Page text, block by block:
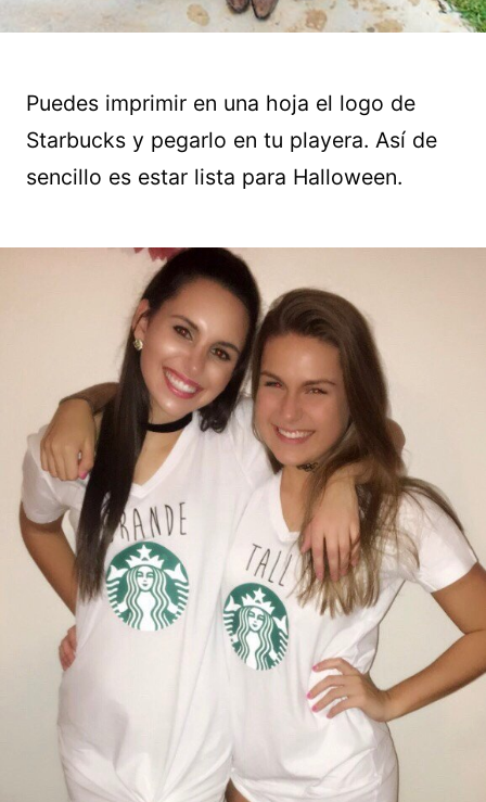
Puedes imprimir en una hoja el logo de
Starbucks y pegarlo en tu playera. Así de
sencillo es estar lista para Halloween.